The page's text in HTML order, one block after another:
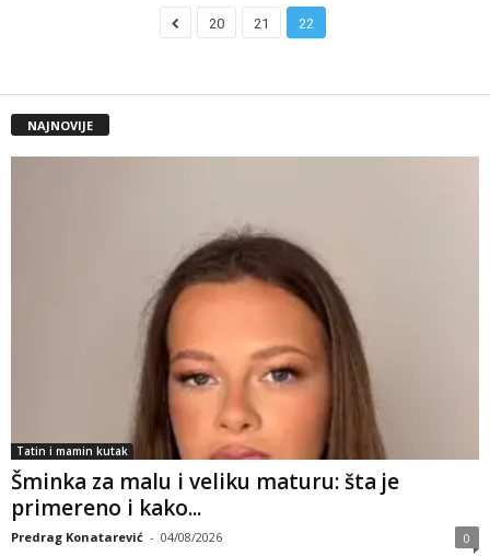
20 21 22
NAJNOVIJE
Tatin i mamin kutak
Šminka za malu i veliku maturu: šta je
primereno i kako...
Predrag Konatarević - 04/08/2026 0